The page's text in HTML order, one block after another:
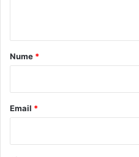
r
*
Nume *
Email *